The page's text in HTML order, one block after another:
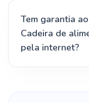
Tem garantia
Cadeira de
pela internet?